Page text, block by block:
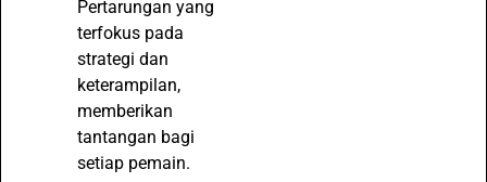
Pertarungan yang
terfokus pada
strategi dan
keterampilan,
memberikan
tantangan bagi
setiap pemain.